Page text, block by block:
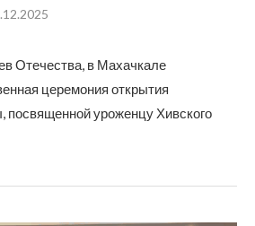
Отечества, в Махачкале
церемония открытия
посвященной уроженцу Хивского